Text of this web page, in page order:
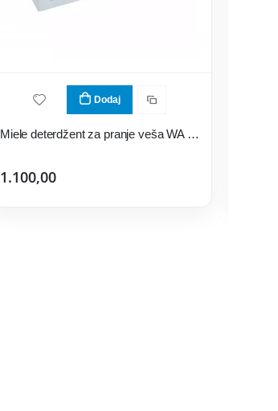
Dodaj
Miele deterdžent za pranje veša WA CBO 1001L
1.100,00